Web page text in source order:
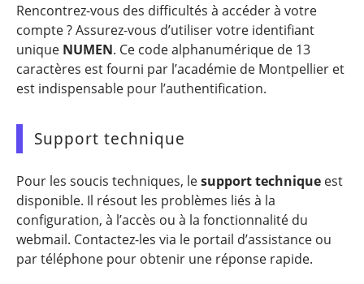
Rencontrez-vous des difficultés à accéder à votre
compte ? Assurez-vous d’utiliser votre identifiant
unique NUMEN. Ce code alphanumérique de 13
caractères est fourni par l’académie de Montpellier et
est indispensable pour l’authentification.
Support technique
Pour les soucis techniques, lesupport technique est
disponible. Il résout les problèmes liés à la
configuration, à l’accès ou à la fonctionnalité du
webmail. Contactez-les via le portail d’assistance ou
par téléphone pour obtenir une réponse rapide.